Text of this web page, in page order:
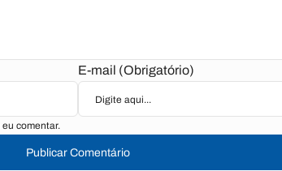
E-mail (Obrigatório)
comentar.
Publicar Comentário